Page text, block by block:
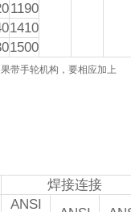
1190
1410
1500
带手轮机构，要相应加上
焊接连接
ANSI